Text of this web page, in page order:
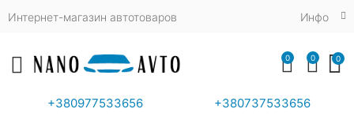
Интернет-магазин автотоваров Инфо
Toggle mobile menu
+380977533656 +380737533656
0 0 0